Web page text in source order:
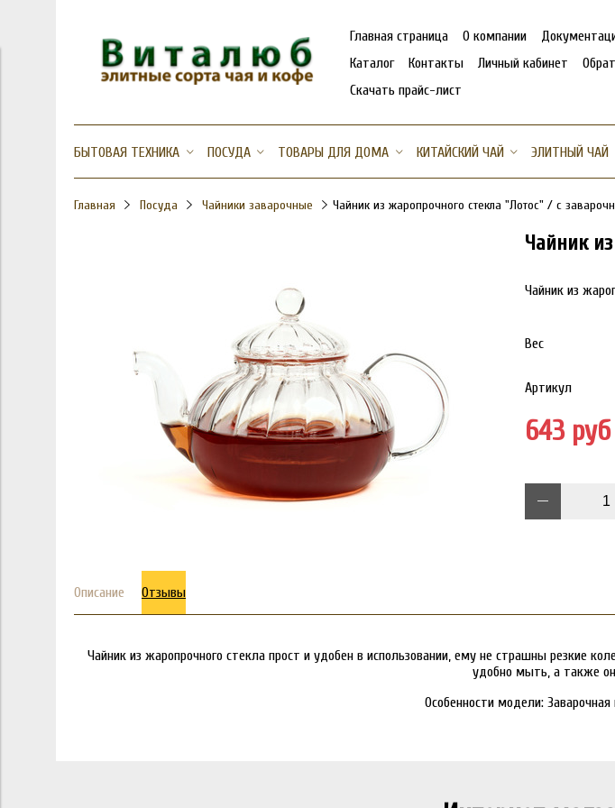
Главная страница О компании
Каталог
Контакты Личный кабинет
Скачать прайс-лист
БЫТОВАЯ ТЕХНИКА ПОСУДА ТОВАРЫ ДЛЯ ДОМА КИТАЙСКИЙ ЧАЙ ЭЛИТНЫЙ ЧАЙ
Главная Посуда Чайники заварочные Чайник из жаропрочного стекла "Лотос" / с
Чайник
Чайник из
Вес
Артикул
643 руб
Описание Отзывы
Чайник из жаропрочного стекла прост и удобен в использовании, ему не страшны резкие
удобно мыть, а также
Особенности модели: